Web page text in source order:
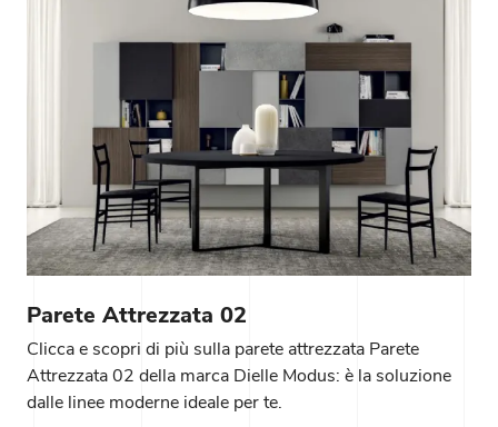
Parete Attrezzata 02
Clicca e scopri di più sulla parete attrezzata Parete
Attrezzata 02 della marca Dielle Modus: è la soluzione
dalle linee moderne ideale per te.